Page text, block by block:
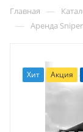
Главная —
— Аренда
Хит Акция